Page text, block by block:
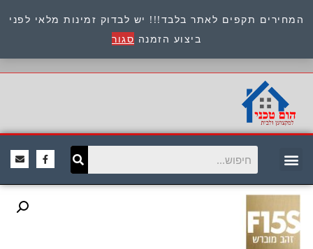
המחירים תקפים לאתר בלבד!!! יש לבדוק זמינות מלאי לפני
ביצוע הזמנה סגור
כתובת : היוזמים 9 אור יהודה שירות לקוחות 054-
8945722